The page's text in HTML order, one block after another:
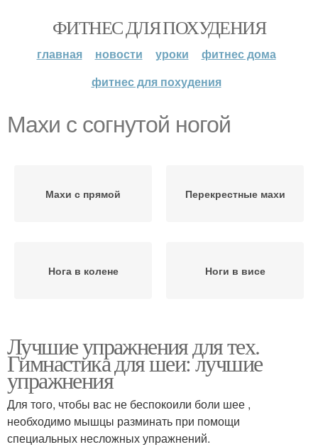
ФИТНЕС ДЛЯ ПОХУДЕНИЯ
главная новости уроки
фитнес дома
фитнес для похудения
Махи с согнутой ногой
Махи с прямой Перекрестные махи
Нога в колене Ноги в висе
Лучшие упражнения для тех.
Гимнастика для шеи: лучшие
упражнения
Для того, чтобы вас не беспокоили боли шее ,
необходимо мышцы разминать при помощи
специальных несложных упражнений.